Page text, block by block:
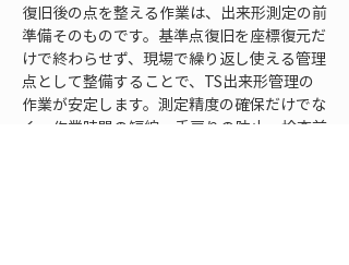
復旧後の点を整える作業は、出来形測定の前
準備そのものです。基準点復旧を座標復元だ
けで終わらせず、現場で繰り返し使える管理
点として整備することで、TS出来形管理の
作業が安定します。測定精度の確保だけでな
く、作業時間の短縮、手戻りの防止、検査前